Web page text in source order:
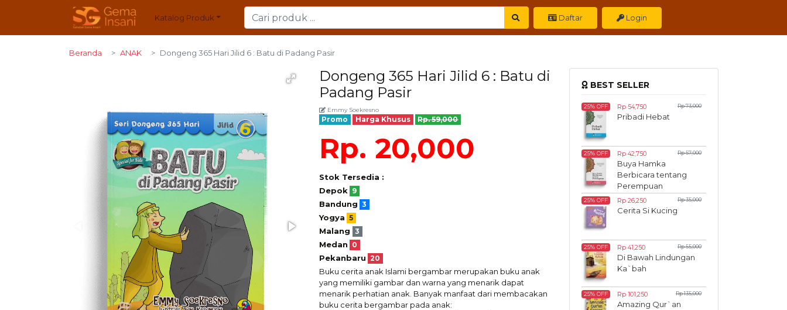
Katalog Produk Daftar Login
Beranda ANAK Dongeng 365 Hari Jilid 6 : Batu di Padang Pasir
Dongeng 365 Hari Jilid 6 : Batu di
Padang Pasir
Emmy Soekresno
Promo Harga Khusus Rp. 59,000
Rp. 20,000
Stok Tersedia :
Depok 9
Bandung 3
Yogya 5
Malang 3
Medan 0
Pekanbaru 20
Buku cerita anak Islami bergambar merupakan buku anak
yang memiliki gambar dan warna yang menarik dapat
menarik perhatian anak. Banyak manfaat dari membacakan
buku cerita bergambar pada anak:
BEST SELLER
25% OFF Rp 54,750 Rp 73,000
Pribadi Hebat
25% OFF Rp 42,750 Rp 57,000
Buya Hamka
Berbicara tentang
Perempuan
25% OFF Rp 26,250 Rp 35,000
Cerita Si Kucing
25% OFF Rp 41,250 Rp 55,000
Di Bawah Lindungan
Ka`bah
25% OFF Rp 101,250 Rp 135,000
Amazing Qur`an